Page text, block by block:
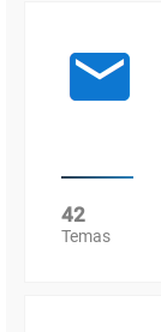
42
Temas